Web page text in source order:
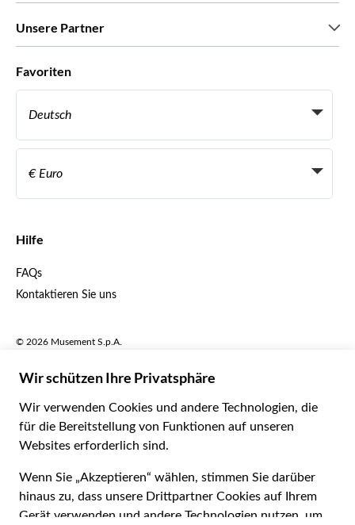
Unsere Partner
Werden Sie Anbieter
Become a Distribution Partner
Favoriten
Deutsch
Italiano
Français
Español
Português
Português BR
Nederlands
€ Euro
ARS Argentinischer Peso
.د.ب Bahrain-Dinar
R$ Brasilianischer Real
¥ Renminbi Yuan
COL$ Kolumbianischer Peso
Hilfe
FAQs
Kontaktieren Sie uns
Geschäftsbedingungen Datenschutzerklärung
Cookie-Verwendung Sitemap
© 2026 Musement S.p.A.
Online-Reiseagentur nº 170695